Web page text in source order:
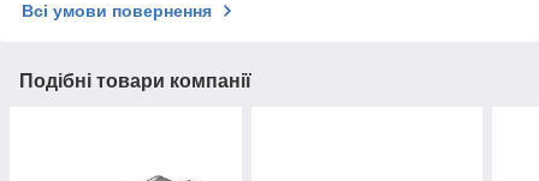
Всі умови повернення
Подібні товари компанії